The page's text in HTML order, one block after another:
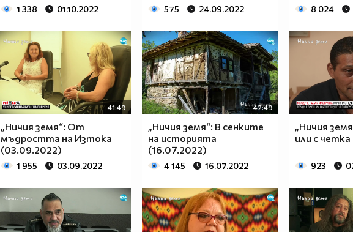
1 338 01.10.2022 575 24.09.2022 8 024
41:49
„Ничия земя“: От
мъдростта на Изтока
(03.09.2022)
1 955 03.09.2022
42:49
„Ничия земя“: В сенките
на историята
(16.07.2022)
4 145 16.07.2022
„Ничия
или с
923